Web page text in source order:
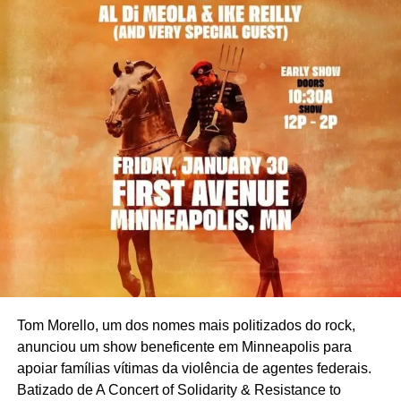
Tom Morello, um dos nomes mais politizados do rock,
anunciou um show beneficente em Minneapolis para
apoiar famílias vítimas da violência de agentes federais.
Batizado de A Concert of Solidarity & Resistance to